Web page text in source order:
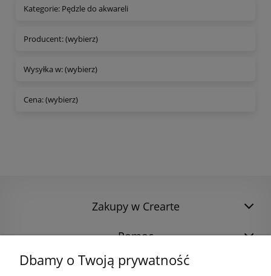
Kategorie: Pędzle do akwareli
Producent: (wybierz)
Wysyłka w: (wybierz)
Cena: (wybierz)
Zakupy w Crearte
Pomoc
Dbamy o Twoją prywatność